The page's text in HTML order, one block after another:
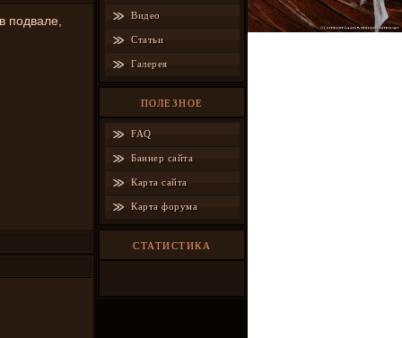
подвале,
Видео
Статьи
Галерея
ПОЛЕЗНОЕ
FAQ
Баннер сайта
Карта сайта
Карта форума
СТАТИСТИКА